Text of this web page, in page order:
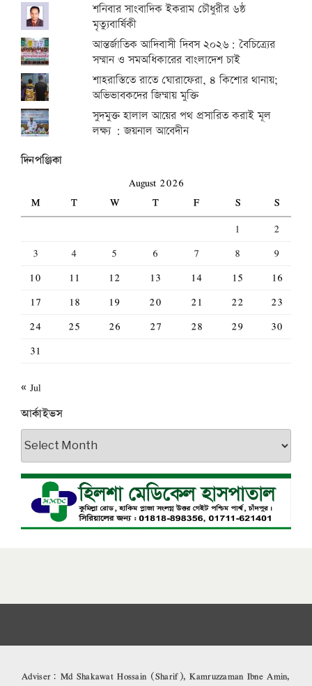
শনিবার সাংবাদিক ইকরাম চৌধুরীর ৬ষ্ঠ
মৃত্যুবার্ষিকী
আন্তর্জাতিক আদিবাসী দিবস ২০২৬: বৈচিত্র্যের
সম্মান ও সমঅধিকারের বাংলাদেশ চাই
শাহরাস্তিতে রাতে ঘোরাফেরা, ৪ কিশোর থানায়;
অভিভাবকদের জিম্মায় মুক্তি
সুদমুক্ত হালাল আয়ের পথ প্রসারিত করাই মূল
লক্ষ্য : জয়নাল আবেদীন
দিনপঞ্জিকা
August 2026
M
T W T F S
S
1
2
3
4 5 6 7 8
9
10
11 12 13 14 15
16
17
18 19 20 21 22
23
24
25 26 27 28 29
30
31
« Jul
আর্কাইভস
আর্কাইভস
Adviser: Md Shakawat Hossain (Sharif), Kamruzzaman Ibne Amin,